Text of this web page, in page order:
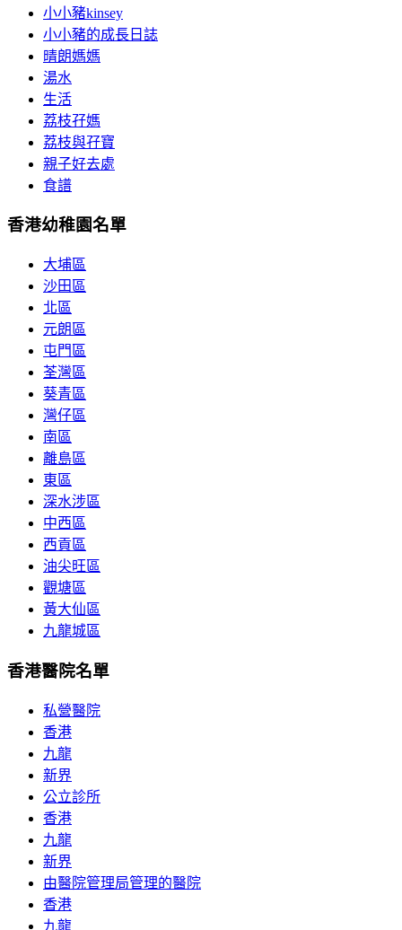
小小豬kinsey
小小豬的成長日誌
晴朗媽媽
湯水
生活
荔枝孖媽
荔枝與孖寶
親子好去處
食譜
香港幼稚園名單
大埔區
沙田區
北區
元朗區
屯門區
荃灣區
葵青區
灣仔區
南區
離島區
東區
深水涉區
中西區
西貢區
油尖旺區
觀塘區
黃大仙區
九龍城區
香港醫院名單
私營醫院
香港
九龍
新界
公立診所
香港
九龍
新界
由醫院管理局管理的醫院
香港
九龍